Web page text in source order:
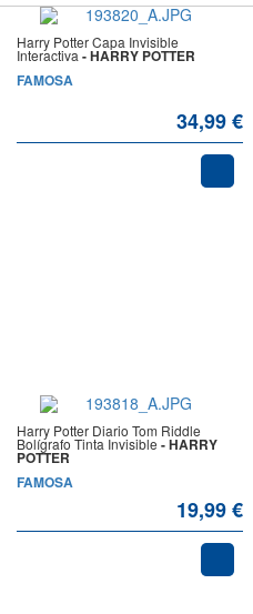
Harry Potter Capa Invisible
Interactiva - HARRY POTTER
FAMOSA
34,99 €
Harry Potter Diario Tom Riddle
Bolígrafo Tinta Invisible - HARRY
POTTER
FAMOSA
19,99 €